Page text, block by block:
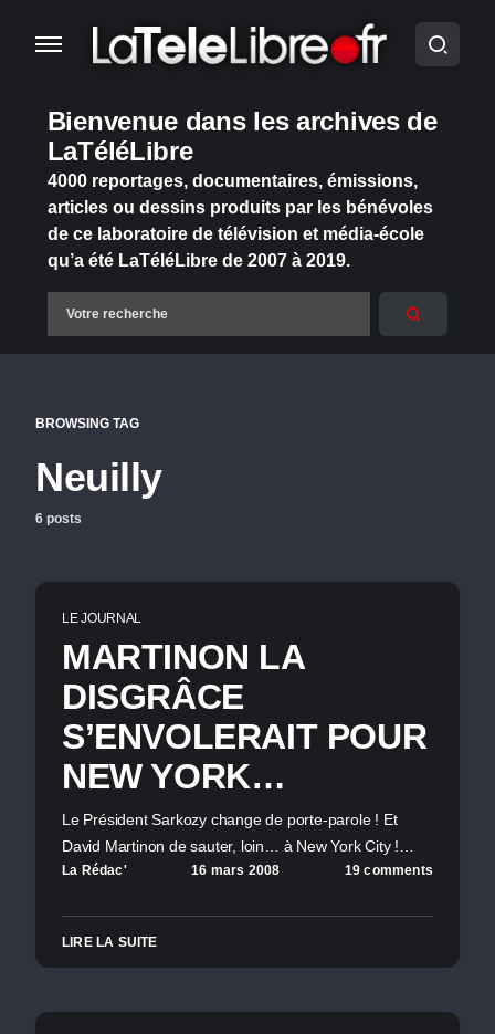
Bienvenue dans les archives de
LaTéléLibre
4000 reportages, documentaires, émissions,
articles ou dessins produits par les bénévoles
de ce laboratoire de télévision et média-école
qu’a été LaTéléLibre de 2007 à 2019.
BROWSING TAG
Neuilly
6 posts
LE JOURNAL
MARTINON LA
DISGRÂCE
S’ENVOLERAIT POUR
NEW YORK…
Le Président Sarkozy change de porte-parole ! Et
David Martinon de sauter, loin… à New York City !…
La Rédac' 16 mars 2008 19 comments
LIRE LA SUITE